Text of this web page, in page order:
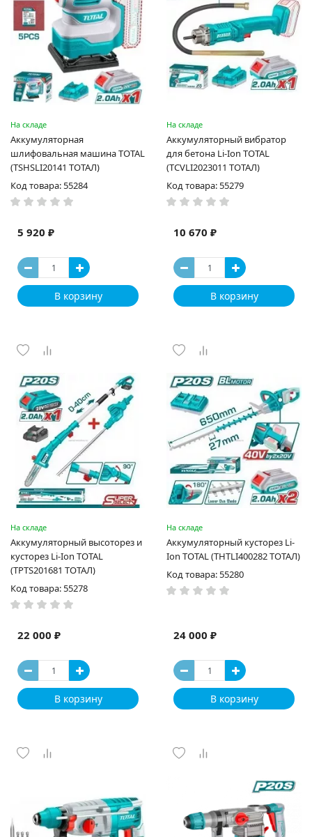
На складе
Аккумуляторная
шлифовальная машина TOTAL
(TSHSLI20141 ТОТАЛ)
Код товара: 55284
5 920 ₽
В корзину
На складе
Аккумуляторный вибратор
для бетона Li-Ion TOTAL
(TCVLI2023011 ТОТАЛ)
Код товара: 55279
10 670 ₽
В корзину
На складе
Аккумуляторный высоторез и
кусторез Li-Ion TOTAL
(TPTS201681 ТОТАЛ)
Код товара: 55278
22 000 ₽
В корзину
На складе
Аккумуляторный кусторез Li-
Ion TOTAL (THTLI400282 ТОТАЛ)
Код товара: 55280
24 000 ₽
В корзину